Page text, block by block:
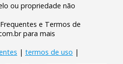
ou propriedade não
e Termos de
para mais
| termos de uso |